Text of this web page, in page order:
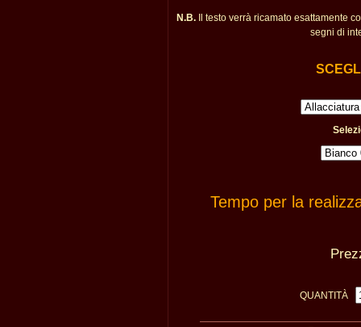
N.B. Il testo verrà ricamato esattamente
segni di
Tempo per la
QUANTITÀ